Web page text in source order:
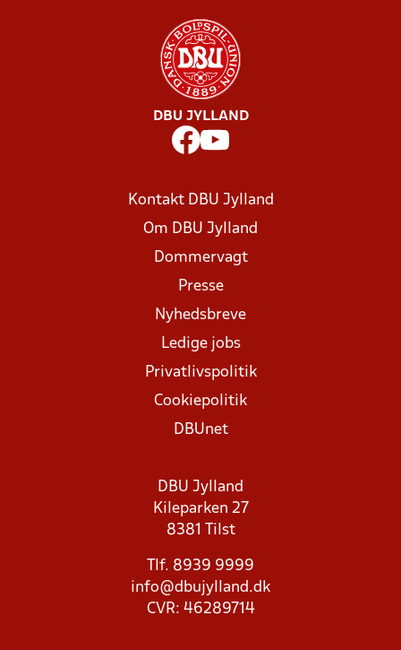
DBU JYLLAND
Kontakt DBU Jylland
Om DBU Jylland
Dommervagt
Presse
Nyhedsbreve
Ledige jobs
Privatlivspolitik
Cookiepolitik
DBUnet
DBU Jylland
Kileparken 27
8381 Tilst
Tlf. 8939 9999
info@dbujylland.dk
CVR: 46289714